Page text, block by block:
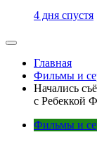
4 дня спустя
Главная
Фильмы и
Начались
с Ребеккой
Фильмы и